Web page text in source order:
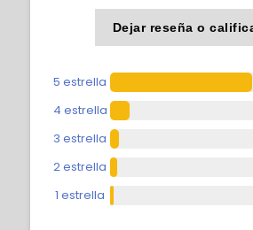
Dejar reseña o
5 estrella
4 estrella
3 estrella
2 estrella
1 estrella